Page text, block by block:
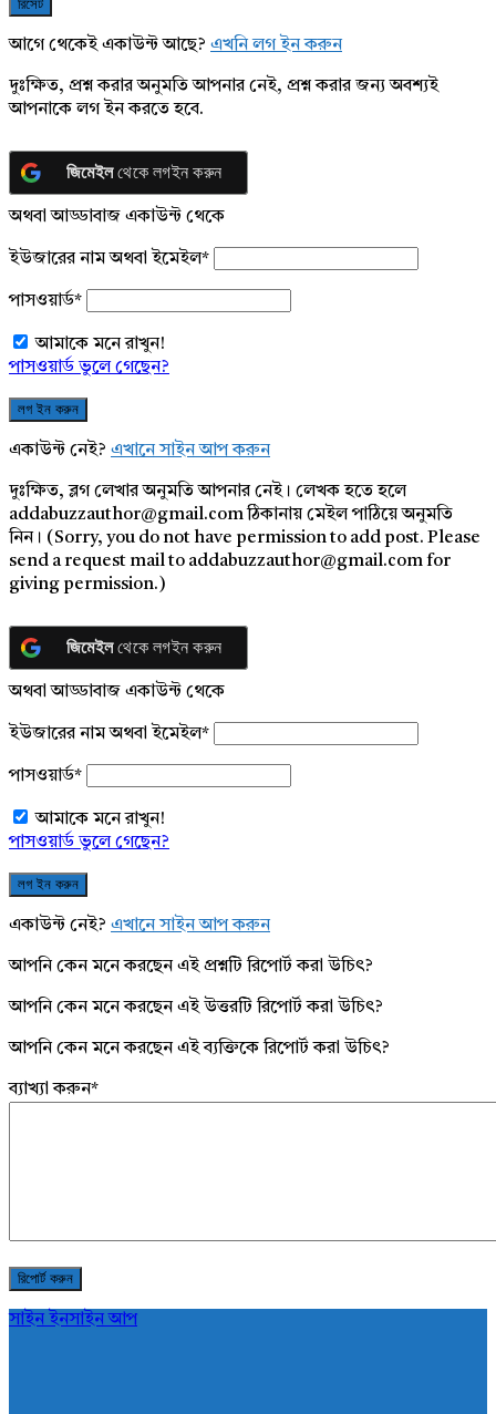
আগে থেকেই একাউন্ট আছে? এখনি লগ ইন করুন
দুঃক্ষিত, প্রশ্ন করার অনুমতি আপনার নেই, প্রশ্ন করার জন্য অবশ্যই
আপনাকে লগ ইন করতে হবে.
জিমেইলথেকে লগইন করুন
অথবা আড্ডাবাজ একাউন্ট থেকে
ইউজারের নাম অথবা ইমেইল*
পাসওয়ার্ড*
আমাকে মনে রাখুন!
পাসওয়ার্ড ভুলে গেছেন?
একাউন্ট নেই? এখানে সাইন আপ করুন
দুঃক্ষিত, ব্লগ লেখার অনুমতি আপনার নেই। লেখক হতে হলে
addabuzzauthor@gmail.com ঠিকানায় মেইল পাঠিয়ে অনুমতি
নিন। (Sorry, you do not have permission to add post. Please
send a request mail to addabuzzauthor@gmail.com for
giving permission.)
জিমেইলথেকে লগইন করুন
অথবা আড্ডাবাজ একাউন্ট থেকে
ইউজারের নাম অথবা ইমেইল*
পাসওয়ার্ড*
আমাকে মনে রাখুন!
পাসওয়ার্ড ভুলে গেছেন?
একাউন্ট নেই? এখানে সাইন আপ করুন
আপনি কেন মনে করছেন এই প্রশ্নটি রিপোর্ট করা উচিৎ?
আপনি কেন মনে করছেন এই উত্তরটি রিপোর্ট করা উচিৎ?
আপনি কেন মনে করছেন এই ব্যক্তিকে রিপোর্ট করা উচিৎ?
ব্যাখ্যা করুন*
সাইন ইনসাইন আপ